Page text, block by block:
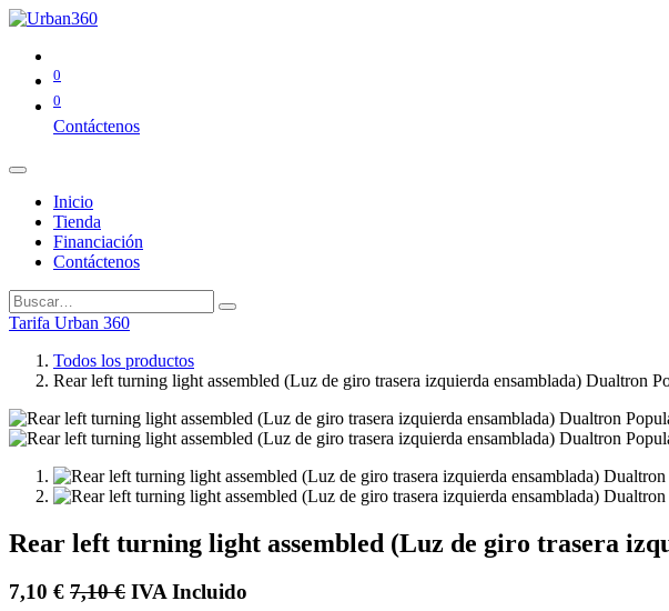
0
0
Contáctenos
Inicio
Tienda
Financiación
Contáctenos
Tarifa Urban 360
Todos los productos
Rear left turning light assembled (Luz de giro trasera izquierda ensamblada) Dualtron
Rear left turning light assembled (Luz de giro trasera
7,10 € 7,10€ IVA Incluido